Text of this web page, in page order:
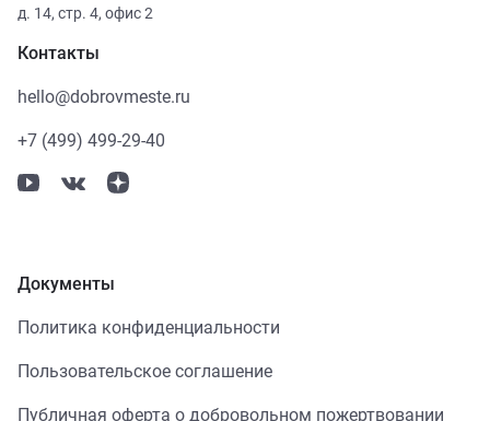
д. 14, стр. 4, офис 2
Контакты
hello@dobrovmeste.ru
+7 (499) 499-29-40
Документы
Политика конфиденциальности
Пользовательское соглашение
Публичная оферта о добровольном пожертвовании